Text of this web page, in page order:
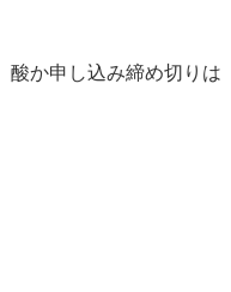
酸か申し込み締め切りは